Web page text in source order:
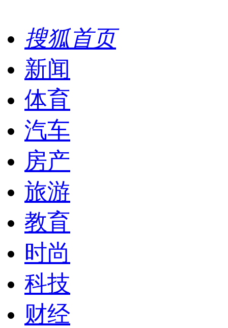
搜狐首页
新闻
体育
汽车
房产
旅游
教育
时尚
科技
财经